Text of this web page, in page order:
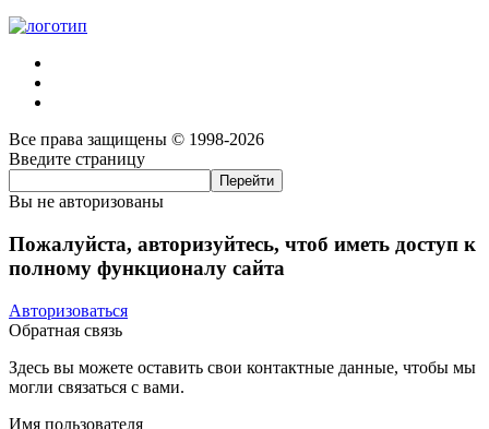
Все права защищены © 1998-2026
Введите страницу
Вы не авторизованы
Пожалуйста, авторизуйтесь, чтоб иметь доступ к
полному функционалу сайта
Авторизоваться
Обратная связь
Здесь вы можете оставить свои контактные данные, чтобы мы
могли связаться с вами.
Имя пользователя